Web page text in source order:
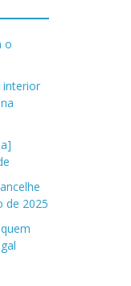
o
interior
de 2025